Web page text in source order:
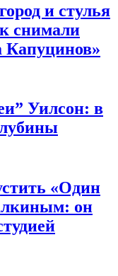
и стулья
снимали
Капуцинов»
Уилсон: в
«Один
он